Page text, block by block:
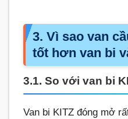
3. Vì sao van
tốt hơn van bi
3.1. So với van bi
Van bi KITZ đóng mở